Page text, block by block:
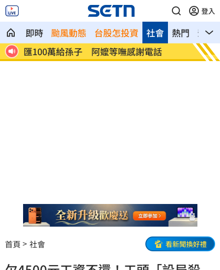
登入
即時 颱風動態 台股怎投資 熱門 影音
社會
覽 匯100萬給孫子 阿嬤等嘸感謝電話 張元
首頁 社會 看新聞換好禮